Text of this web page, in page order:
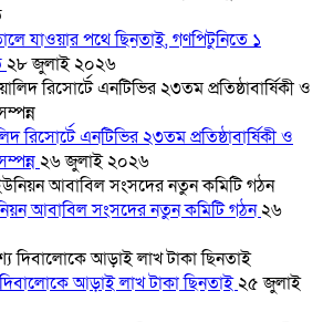
যাওয়ার পথে ছিনতাই, গণপিটুনিতে ১
২৮ জুলাই ২০২৬
রিসোর্টে এনটিভির ২৩তম প্রতিষ্ঠাবার্ষিকী ও
২৬ জুলাই ২০২৬
আবাবিল সংসদের নতুন কমিটি গঠন২৬
দিবালোকে আড়াই লাখ টাকা ছিনতাই২৫ জুলাই